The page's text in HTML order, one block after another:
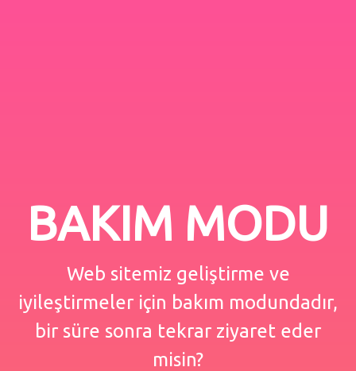
BAKIM MODU
Web sitemiz geliştirme ve
iyileştirmeler için bakım modundadır,
bir süre sonra tekrar ziyaret eder
misin?